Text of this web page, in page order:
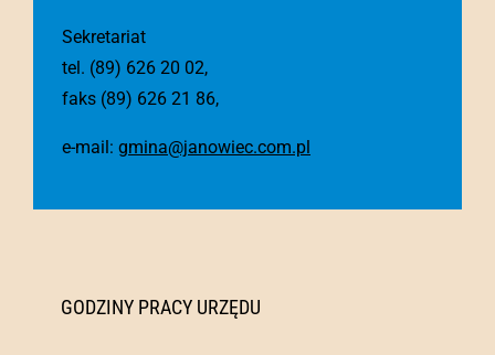
Sekretariat
tel. (89) 626 20 02,
faks (89) 626 21 86,
e-mail: gmina@janowiec.com.pl
GODZINY PRACY URZĘDU